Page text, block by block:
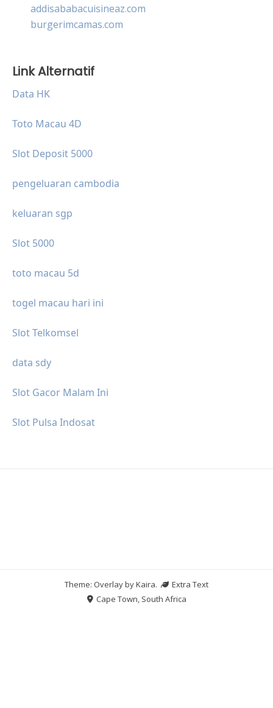
addisababacuisineaz.com
burgerimcamas.com
Link Alternatif
Data HK
Toto Macau 4D
Slot Deposit 5000
pengeluaran cambodia
keluaran sgp
Slot 5000
toto macau 5d
togel macau hari ini
Slot Telkomsel
data sdy
Slot Gacor Malam Ini
Slot Pulsa Indosat
Theme: Overlay byKaira.
Extra Text
Cape Town, South Africa